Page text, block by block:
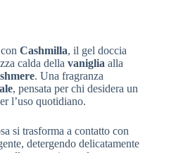
Cashmilla, il gel doccia
calda della vaniglia alla
. Una fragranza
, pensata per chi desidera un
l’uso quotidiano.
si trasforma a contatto con
detergendo delicatamente